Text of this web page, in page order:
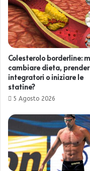
Colesterolo borderline:
cambiare dieta,
integratori o iniziare le
statine?
5 Agosto 2026